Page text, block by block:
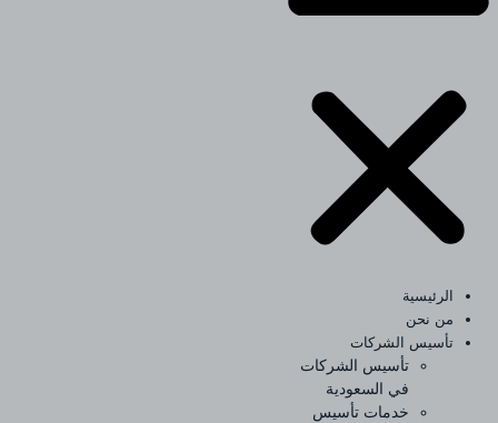
الرئيسية
من نحن
تأسيس الشركات
تأسيس الشركات
في السعودية
خدمات تأسيس